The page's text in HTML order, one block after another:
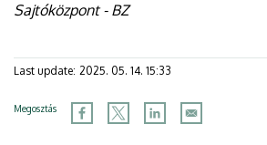
Sajtóközpont - BZ
Last update: 2025. 05. 14. 15:33
Megosztás